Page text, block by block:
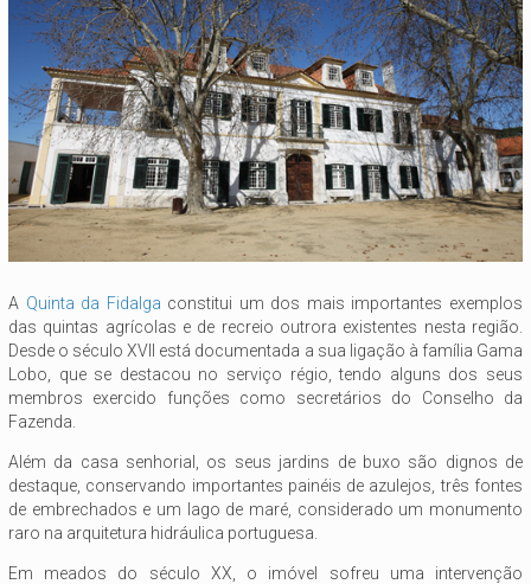
A Quinta da Fidalga constitui um dos mais importantes exemplos
das quintas agrícolas e de recreio outrora existentes nesta região.
Desde o século XVII está documentada a sua ligação à família Gama
Lobo, que se destacou no serviço régio, tendo alguns dos seus
membros exercido funções como secretários do Conselho da
Fazenda.
Além da casa senhorial, os seus jardins de buxo são dignos de
destaque, conservando importantes painéis de azulejos, três fontes
de embrechados e um lago de maré, considerado um monumento
raro na arquitetura hidráulica portuguesa.
Em meados do século XX, o imóvel sofreu uma intervenção